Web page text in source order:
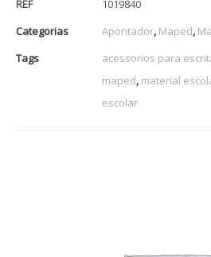
REF
1019840
Categorias
Apontador, Maped,
Tags
acessorios para
maped, material
escolar